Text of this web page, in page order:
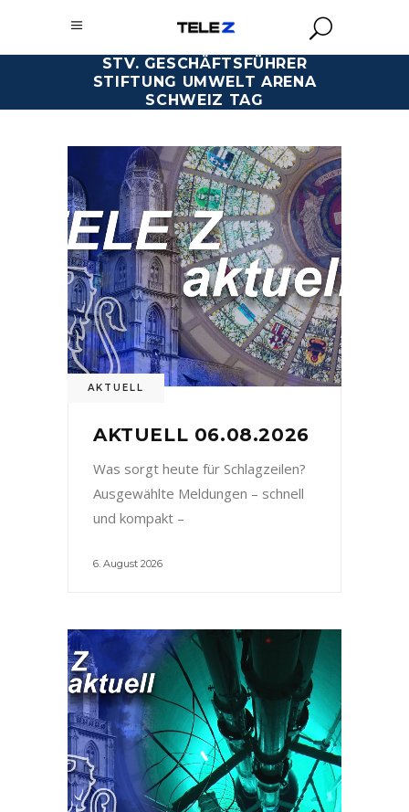
STV. GESCHÄFTSFÜHRER
STIFTUNG UMWELT ARENA
SCHWEIZ TAG
AKTUELL
AKTUELL 06.08.2026
Was sorgt heute für Schlagzeilen?
Ausgewählte Meldungen – schnell
und kompakt –
6. August 2026